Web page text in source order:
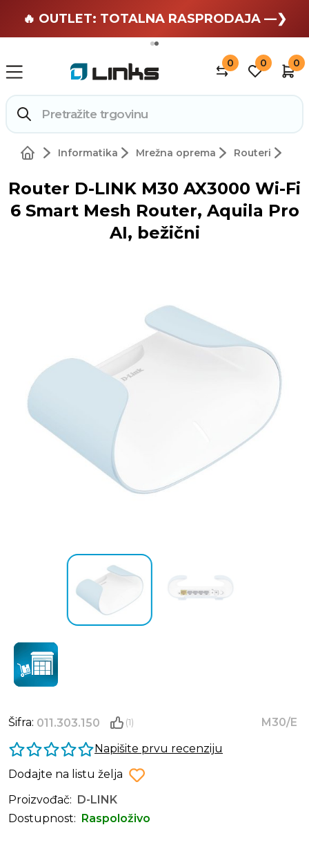
🏄 Zaslužuješ odmor —❯
🔥 OUTLET: TOTALNA RASPRODAJA —❯
0 0 0
Informatika Mrežna oprema Routeri
Router D-LINK M30 AX3000 Wi-Fi
6 Smart Mesh Router, Aquila Pro
AI, bežični
Šifra: 011.303.150 (1)
M30/E
Napišite prvu recenziju
Dodajte na listu želja
Proizvođač:
D-LINK
Dostupnost:
Raspoloživo